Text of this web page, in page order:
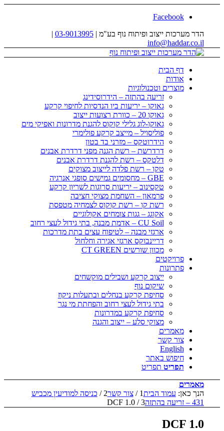
Facebook
הדר מערכות ייצוב ופיתוח נוף בע"מ |03-9013995
|
info@haddar.co.il
דף הבית
אודות
מוצרים וטכנולוגיות
זריעה בהתזה – הידרוסידינג
גאוקו – יריעות ביו הנדסיות לחיפוי קרקע
גאוקו 20 – כוורת רצועות ייצוב
גאוקו-לוג גלילי קוקוס להגנת מדרונות ואפיקי מים
פוליסויל – מייצב קרקע פולימרי
הידרוטקס – מזרני בד בטון
דרדרשת – רשת הגנה מפני דרדרת אבנים
דלטקס – רשת להגנת דרדרת אבנים
טקו – רשת פלדה לייצוב מצוקים
GBE – מחסומים גמישים סופגי אנרגיה
טקסינוב – יריעות סרוגות לשריון קרקע
פרמאון – השחמת מצוקי חציבה
רשת קו – רשת קוקוס לצמחיה מטפסת
אקוגג – גגות צומחים אקולוגיים
CU Soil – אדמת מבנה, בתי גידול לעצי רחוב
ארגזי מבנה – לטיפוח עצים בתת מדרכות
דריינבוקס ארגזי אגירה וחלחול
מכוון שורשים CT GREEN
פרויקטים
פתרונות
ייצוב קרקע ושבילים מוקשחים
שיקום נוף
סחיפת קרקע בנחלים ובתעלות ניקוז
בתי גידול לעצי רחוב והפחתת מי נגר
סחיפת קרקע במדרונות
מצוקי סלע – ייצוב והגנה
מאמרים
צור קשר
English
חיפוש באתר
תפריט תפריט
מאמרים
הנך כאן: עמוד הבית1
/ צור קשר2
/ כניסה למודיעין מכביש
431 – זריעה בהתזה
3
/
DCF 1.0
DCF 1.0